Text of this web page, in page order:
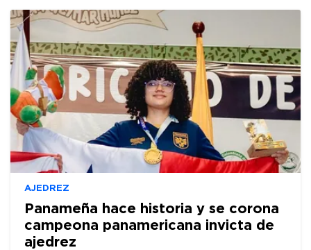
AJEDREZ
Panameña hace historia y se corona
campeona panamericana invicta de
ajedrez